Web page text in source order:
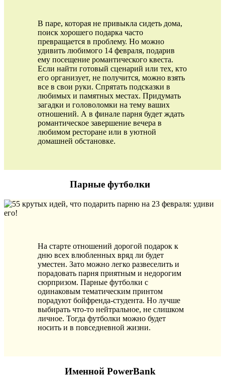
В паре, которая не привыкла сидеть дома,
поиск хорошего подарка часто
превращается в проблему. Но можно
удивить любимого 14 февраля, подарив
ему посещение романтического квеста.
Если найти готовый сценарий или тех, кто
его организует, не получится, можно взять
все в свои руки. Спрятать подсказки в
любимых и памятных местах. Придумать
загадки и головоломки на тему ваших
отношений. А в финале парня будет ждать
романтическое завершение вечера в
любимом ресторане или в уютной
домашней обстановке.
Парные футболки
На старте отношений дорогой подарок к
дню всех влюбленных вряд ли будет
уместен. Зато можно легко развеселить и
порадовать парня приятным и недорогим
сюрпризом. Парные футболки с
одинаковым тематическим принтом
порадуют бойфренда-студента. Но лучше
выбирать что-то нейтральное, не слишком
личное. Тогда футболки можно будет
носить и в повседневной жизни.
Именной PowerBank